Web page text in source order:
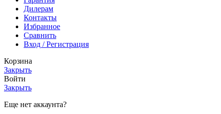
Дилерам
Контакты
Избранное
Сравнить
Вход / Регистрация
Корзина
Закрыть
Войти
Закрыть
Еще нет аккаунта?